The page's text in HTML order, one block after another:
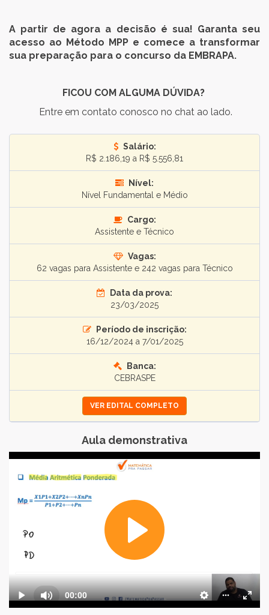
A partir de agora a decisão é sua! Garanta seu
acesso ao Método MPP e comece a transformar
sua preparação para o concurso da EMBRAPA.
FICOU COM ALGUMA DÚVIDA?
Entre em contato conosco no chat ao lado.
Salário:
R$ 2.186,19 a R$ 5.556,81
Nível:
Nível Fundamental e Médio
Cargo:
Assistente e Técnico
Vagas:
62 vagas para Assistente e 242 vagas para Técnico
Data da prova:
23/03/2025
Período de inscrição:
16/12/2024 a 7/01/2025
Banca:
CEBRASPE
VER EDITAL COMPLETO
Aula demonstrativa